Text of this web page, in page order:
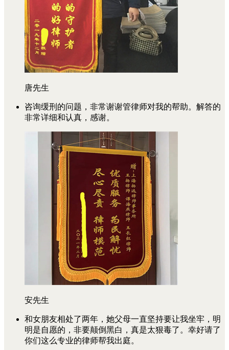
唐先生
咨询缓刑的问题，非常谢谢管律师对我的帮助。解答的
非常详细和认真，感谢。
安先生
和女朋友相处了两年，她父母一直坚持要让我坐牢，明
明是自愿的，非要颠倒黑白，真是太狠毒了。幸好请了
你们这么专业的律师帮我出庭。